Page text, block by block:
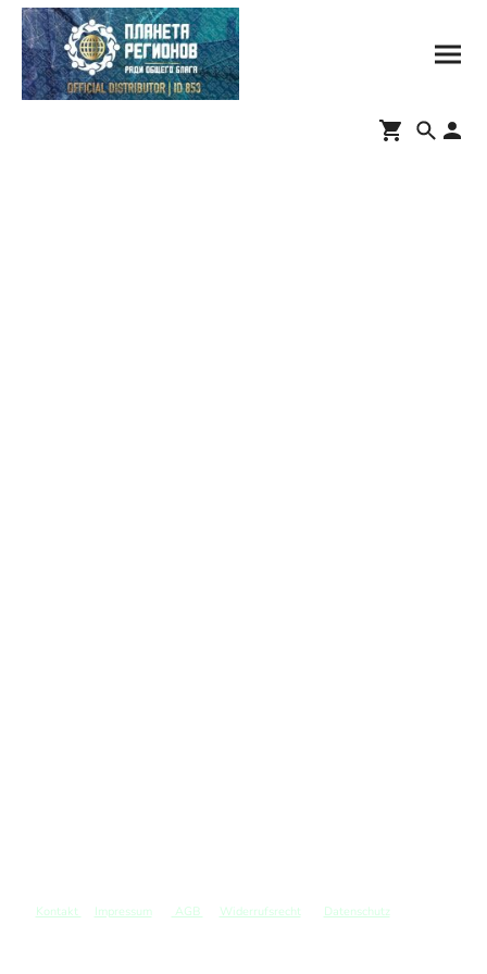
Kontakt Impressum AGB Widerrufsrecht Datenschutz